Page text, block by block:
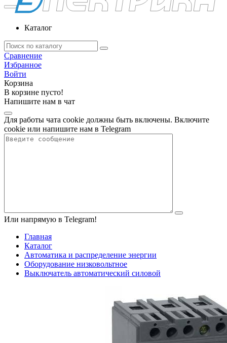
Каталог
Сравнение
Избранное
Войти
Корзина
В корзине пусто!
Напишите нам в чат
Для работы чата cookie должны быть включены. Включите
cookie или напишите нам в Telegram
Или напрямую в Telegram!
Главная
Каталог
Автоматика и распределение энергии
Оборудование низковольтное
Выключатель автоматический силовой